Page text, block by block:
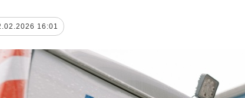
16:01